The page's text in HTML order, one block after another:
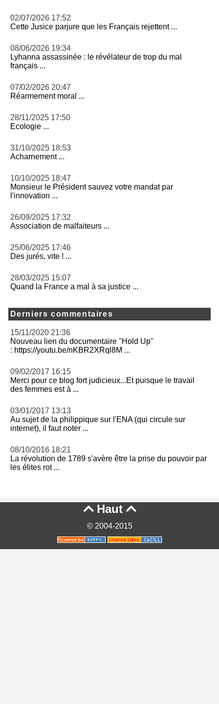
02/07/2026 17:52
Cette Jusice parjure que les Français rejettent ...
08/06/2026 19:34
Lyhanna assassinée : le révélateur de trop du mal
français ...
07/02/2026 20:47
Réarmement moral ...
28/11/2025 17:50
Ecologie ...
31/10/2025 18:53
Acharnement ...
10/10/2025 18:47
Monsieur le Président sauvez votre mandat par
l'innovation ...
26/09/2025 17:32
Association de malfaiteurs ...
25/06/2025 17:46
Des jurés, vite ! ...
28/03/2025 15:07
Quand la France a mal à sa justice ...
Derniers commentaires
15/11/2020 21:36
Nouveau lien du documentaire "Hold Up"
: https://youtu.be/nKBR2XRql8M ...
09/02/2017 16:15
Merci pour ce blog fort judicieux...Et puisque le travail
des femmes est à ...
03/01/2017 13:13
Au sujet de la philippique sur l'ENA (qui circule sur
internet), il faut noter ...
08/10/2016 18:21
La révolution de 1789 s'avère être la prise du pouvoir par
les élites rot ...
Haut 
© 2004-2015